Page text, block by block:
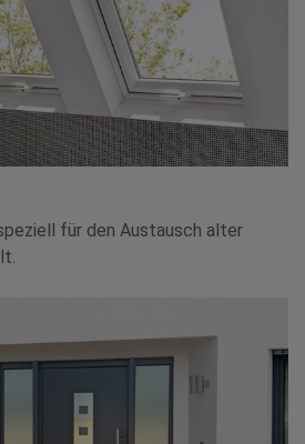
für den Austausch alter